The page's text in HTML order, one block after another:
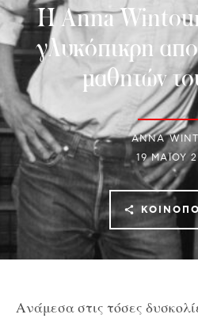
Η Anna Wintour
γλυκόπικρη
μαθητών
ANNA
19 ΜΑΪ́ΟΥ
Ανάμεσα στις τόσες